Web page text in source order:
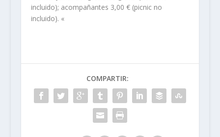
incluido); acompañantes 3,00 € (picnic no
incluido). «
COMPARTIR: